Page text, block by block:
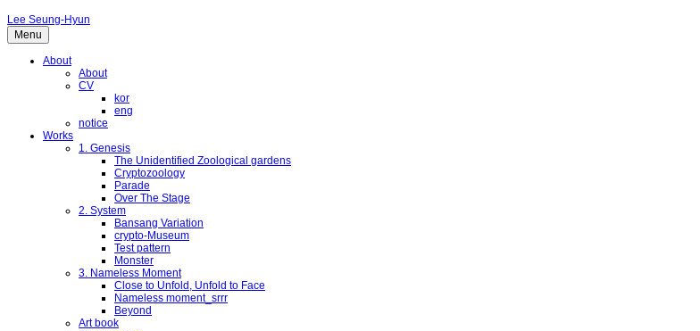
Lee Seung-Hyun
Menu
About
About
CV
kor
eng
notice
Works
1. Genesis
The Unidentified Zoological gardens
Cryptozoology
Parade
Over The Stage
2. System
Bansang Variation
crypto-Museum
Test pattern
Monster
3. Nameless Moment
Close to Unfold, Unfold to Face
Nameless moment_srrr
Beyond
Art book